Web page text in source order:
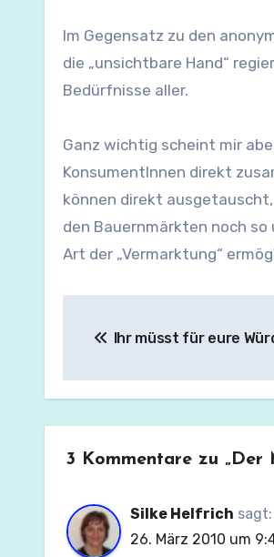
Im Gegensatz zu den
die „unsichtbare Hand“
Bedürfnisse aller.
Ganz wichtig scheint mir
KonsumentInnen direkt
können direkt
den Bauernmärkten noch
Art der „Vermarktung“
Ihr müsst für eure
3 Kommentare zu „Der
Silke Helfrich sagt:
26. März 2010 um